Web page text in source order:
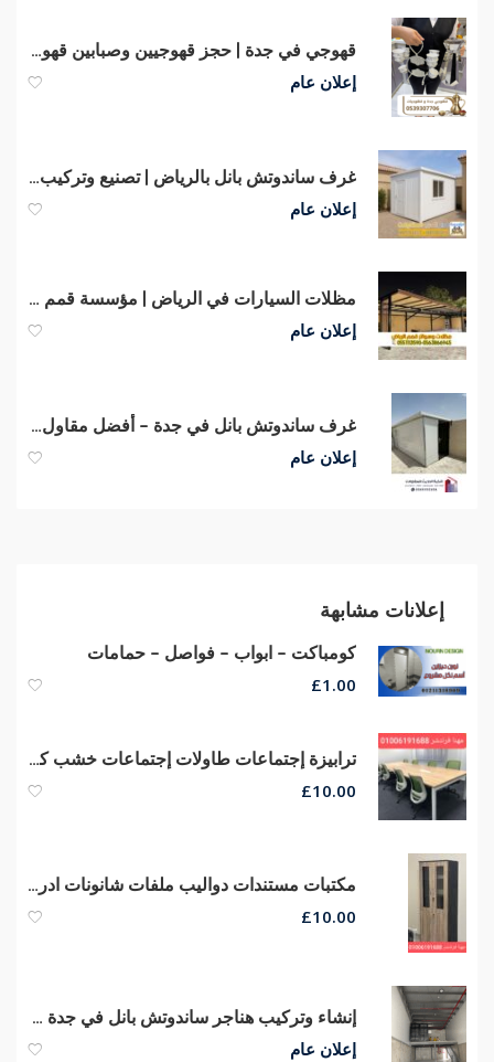
قهوجي في جدة | حجز قهوجيين وصبابين قهوة في جدة
إعلان عام
غرف ساندوتش بانل بالرياض | تصنيع وتركيب غرف عمال ساندوتش بانل 0551033861
إعلان عام
مظلات السيارات في الرياض | مؤسسة قمم الرياض لتركيب المظلات والسواتر
إعلان عام
غرف ساندوتش بانل في جدة – أفضل مقاول تركيب ملاحق ساندوتش بانل 0566100358
إعلان عام
إعلانات مشابهة
كومباكت – ابواب – فواصل – حمامات
£1.00
ترابيزة إجتماعات طاولات إجتماعات خشب كونتر قشرة طبيعى
£10.00
مكتبات مستندات دواليب ملفات شانونات ادراج مكاتب مودرن
£10.00
إنشاء وتركيب هناجر ساندوتش بانل في جدة – 0566100358
إعلان عام